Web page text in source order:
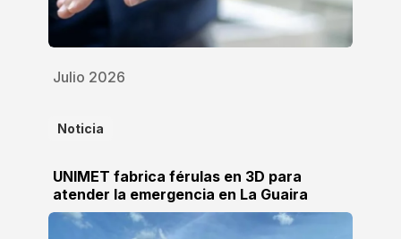
Julio 2026
Noticia
UNIMET fabrica férulas en 3D para
atender la emergencia en La Guaira